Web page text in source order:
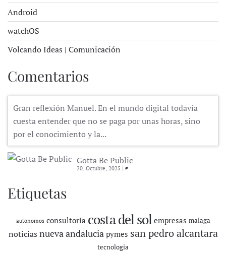
Android
watchOS
Volcando Ideas | Comunicación
Comentarios
Gran reflexión Manuel. En el mundo digital todavía
cuesta entender que no se paga por unas horas, sino
por el conocimiento y la...
Gotta Be Public
20. Octubre, 2025 | #
Etiquetas
autonomos consultoria costa del sol empresas malaga
noticias nueva andalucia pymes san pedro alcantara
tecnologia